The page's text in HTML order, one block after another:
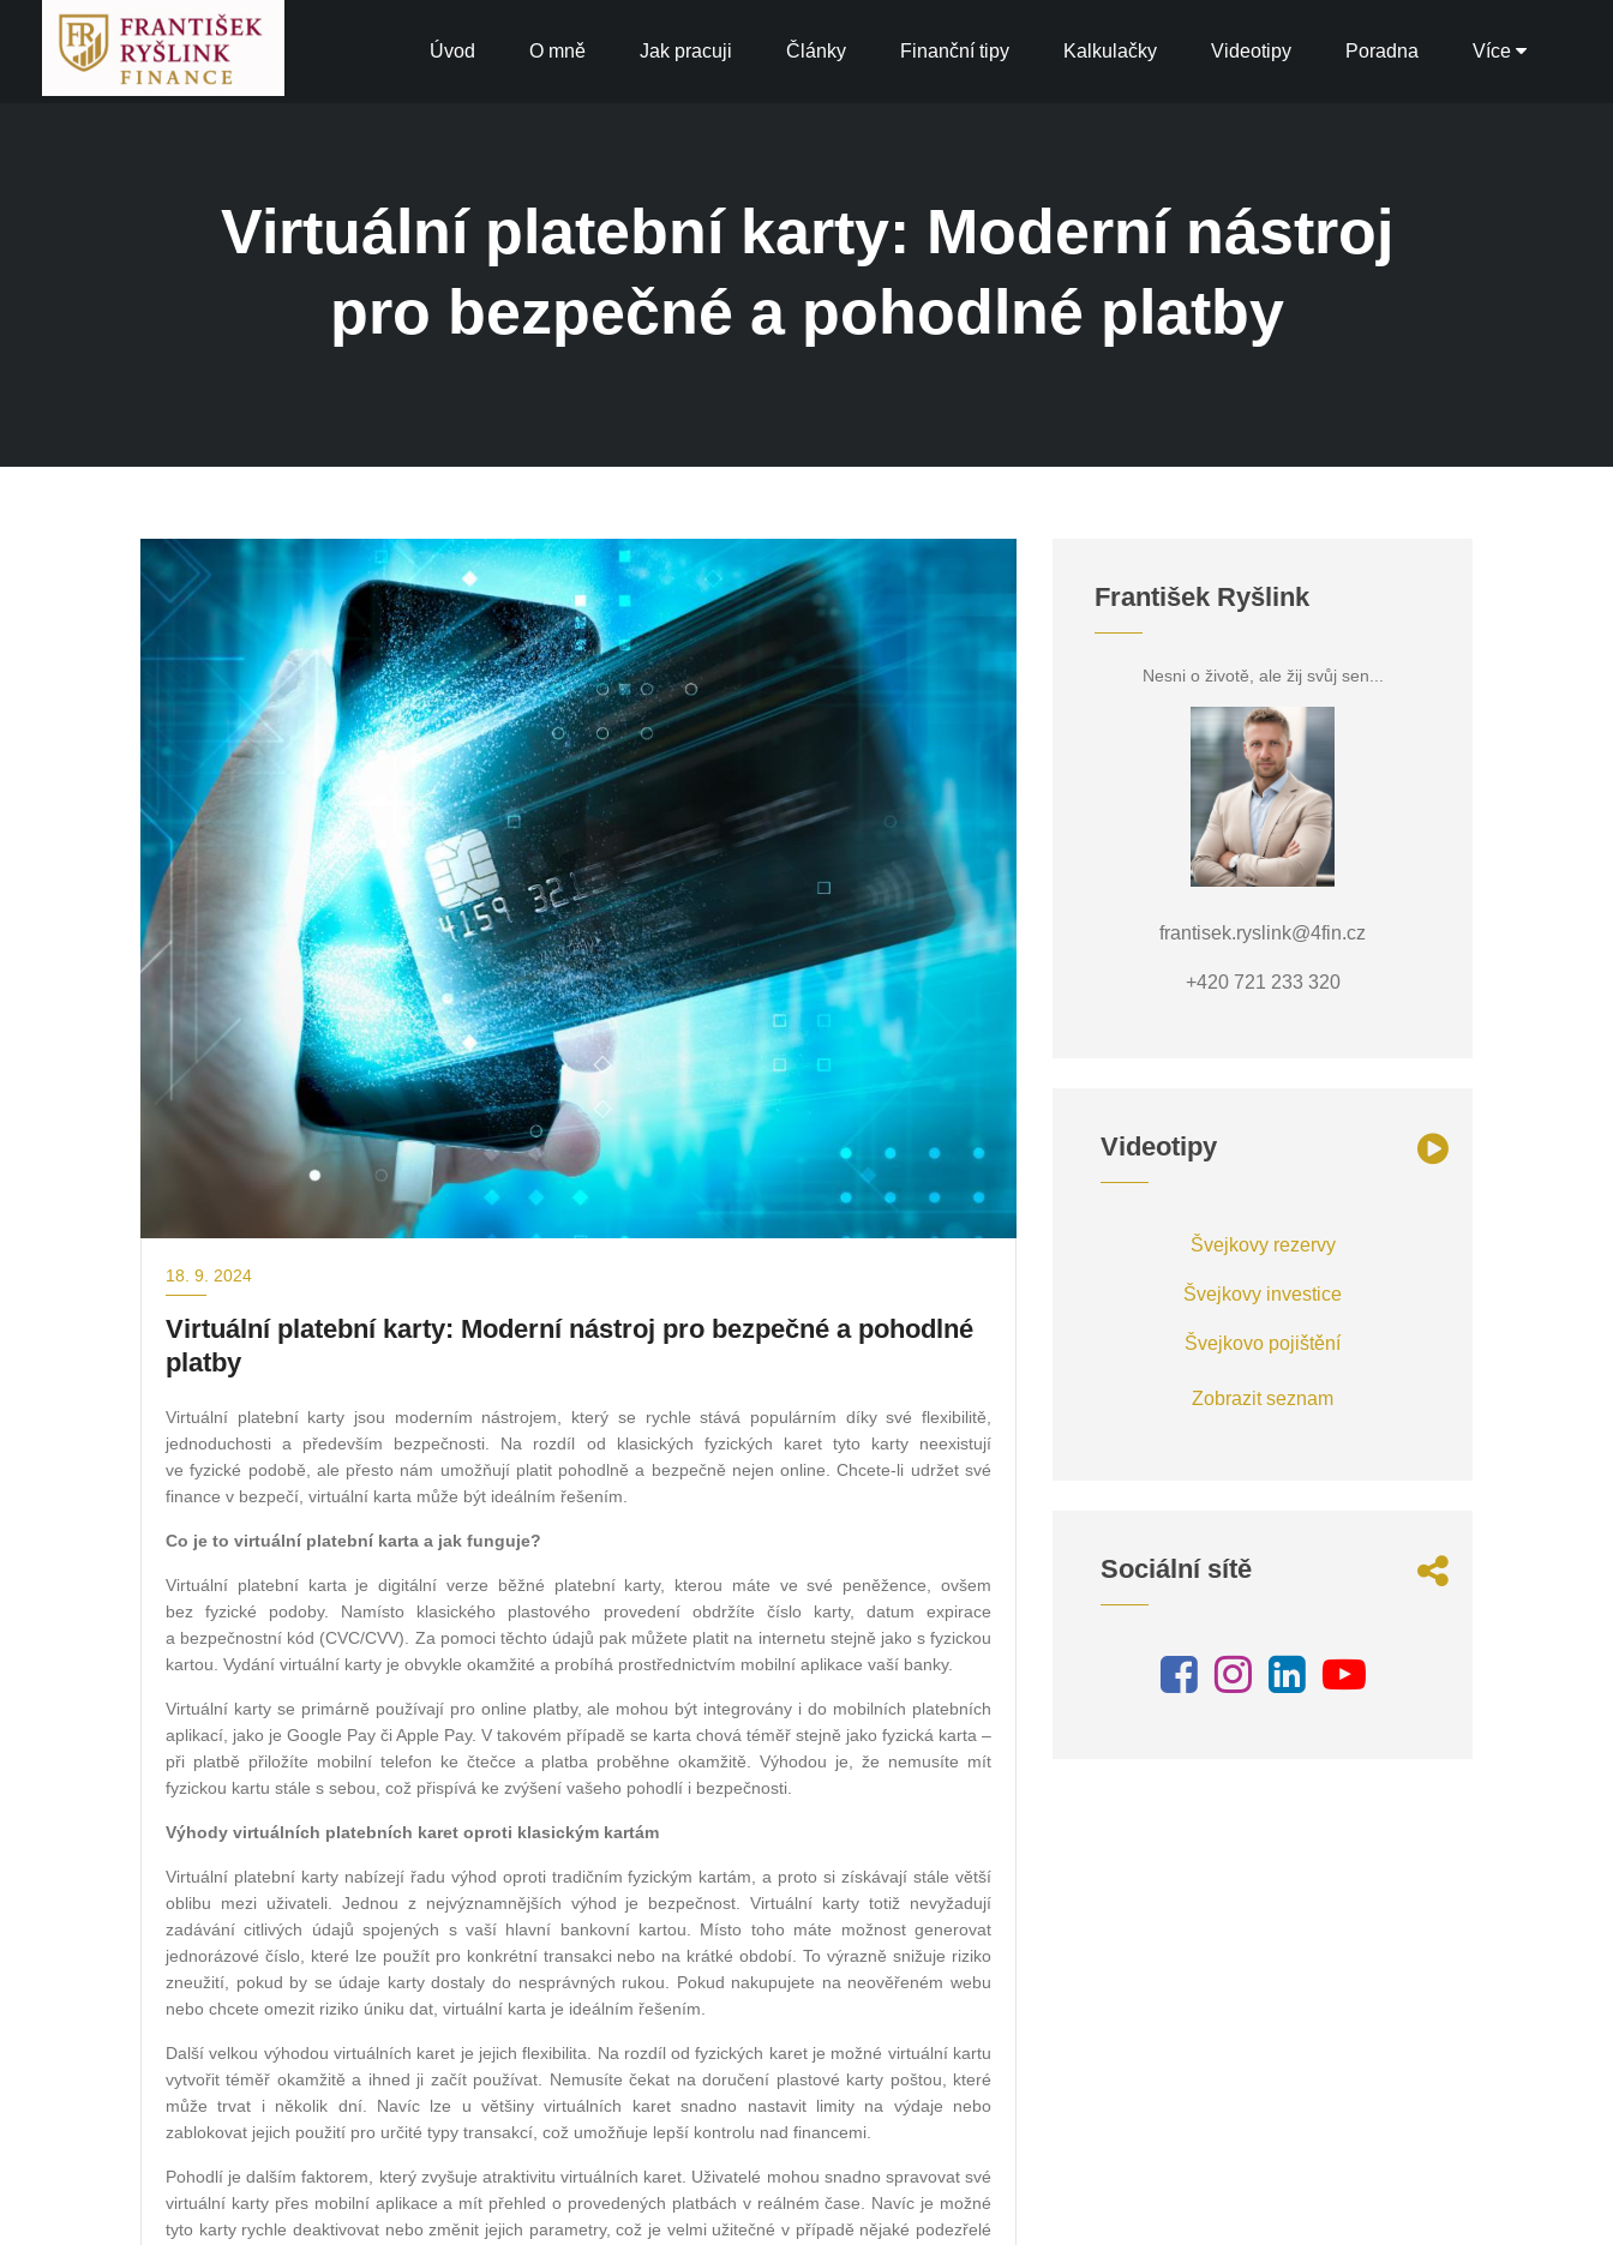
Úvod O mně Jak pracuji Články Finanční tipy Kalkulačky Videotipy Poradna Více
Virtuální platební karty: Moderní nástroj
pro bezpečné a pohodlné platby
18. 9. 2024
Virtuální platební karty: Moderní nástroj pro bezpečné a pohodlné
platby
Virtuální platební karty jsou moderním nástrojem, který se rychle stává populárním díky své flexibilitě,
jednoduchosti a především bezpečnosti. Na rozdíl od klasických fyzických karet tyto karty neexistují
ve fyzické podobě, ale přesto nám umožňují platit pohodlně a bezpečně nejen online. Chcete-li udržet své
finance v bezpečí, virtuální karta může být ideálním řešením.
Co je to virtuální platební karta a jak funguje?
Virtuální platební karta je digitální verze běžné platební karty, kterou máte ve své peněžence, ovšem
bez fyzické podoby. Namísto klasického plastového provedení obdržíte číslo karty, datum expirace
a bezpečnostní kód (CVC/CVV). Za pomoci těchto údajů pak můžete platit na internetu stejně jako s fyzickou
kartou. Vydání virtuální karty je obvykle okamžité a probíhá prostřednictvím mobilní aplikace vaší banky.
Virtuální karty se primárně používají pro online platby, ale mohou být integrovány i do mobilních platebních
aplikací, jako je Google Pay či Apple Pay. V takovém případě se karta chová téměř stejně jako fyzická karta –
při platbě přiložíte mobilní telefon ke čtečce a platba proběhne okamžitě. Výhodou je, že nemusíte mít
fyzickou kartu stále s sebou, což přispívá ke zvýšení vašeho pohodlí i bezpečnosti.
Výhody virtuálních platebních karet oproti klasickým kartám
Virtuální platební karty nabízejí řadu výhod oproti tradičním fyzickým kartám, a proto si získávají stále větší
oblibu mezi uživateli. Jednou z nejvýznamnějších výhod je bezpečnost. Virtuální karty totiž nevyžadují
zadávání citlivých údajů spojených s vaší hlavní bankovní kartou. Místo toho máte možnost generovat
jednorázové číslo, které lze použít pro konkrétní transakci nebo na krátké období. To výrazně snižuje riziko
zneužití, pokud by se údaje karty dostaly do nesprávných rukou. Pokud nakupujete na neověřeném webu
nebo chcete omezit riziko úniku dat, virtuální karta je ideálním řešením.
Další velkou výhodou virtuálních karet je jejich flexibilita. Na rozdíl od fyzických karet je možné virtuální kartu
vytvořit téměř okamžitě a ihned ji začít používat. Nemusíte čekat na doručení plastové karty poštou, které
může trvat i několik dní. Navíc lze u většiny virtuálních karet snadno nastavit limity na výdaje nebo
zablokovat jejich použití pro určité typy transakcí, což umožňuje lepší kontrolu nad financemi.
Pohodlí je dalším faktorem, který zvyšuje atraktivitu virtuálních karet. Uživatelé mohou snadno spravovat své
virtuální karty přes mobilní aplikace a mít přehled o provedených platbách v reálném čase. Navíc je možné
tyto karty rychle deaktivovat nebo změnit jejich parametry, což je velmi užitečné v případě nějaké podezřelé
František Ryšlink
Nesni o životě, ale žij svůj sen...
frantisek.ryslink@4fin.cz
+420 721 233 320
Videotipy
Švejkovy rezervy
Švejkovy investice
Švejkovo pojištění
Zobrazit seznam
Sociální sítě